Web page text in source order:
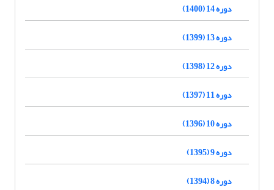
دوره 14 (1400)
دوره 13 (1399)
دوره 12 (1398)
دوره 11 (1397)
دوره 10 (1396)
دوره 9 (1395)
دوره 8 (1394)